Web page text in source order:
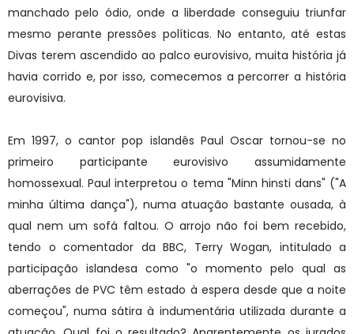
manchado pelo ódio, onde a liberdade conseguiu triunfar
mesmo perante pressões políticas. No entanto, até estas
Divas terem ascendido ao palco eurovisivo, muita história já
havia corrido e, por isso, comecemos a percorrer a história
eurovisiva.
Em 1997, o cantor pop islandês Paul Oscar tornou-se no
primeiro participante eurovisivo assumidamente
homossexual. Paul interpretou o tema "Minn hinsti dans" ("A
minha última dança"), numa atuação bastante ousada, à
qual nem um sofá faltou. O arrojo não foi bem recebido,
tendo o comentador da BBC, Terry Wogan, intitulado a
participação islandesa como "o momento pelo qual as
aberrações de PVC têm estado à espera desde que a noite
começou", numa sátira à indumentária utilizada durante a